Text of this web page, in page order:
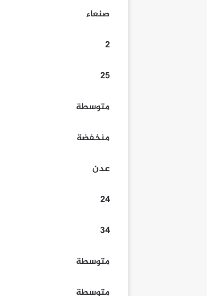
صنعاء
2
25
متوسطة
منخفضة
عدن
24
34
متوسطة
متوسطة